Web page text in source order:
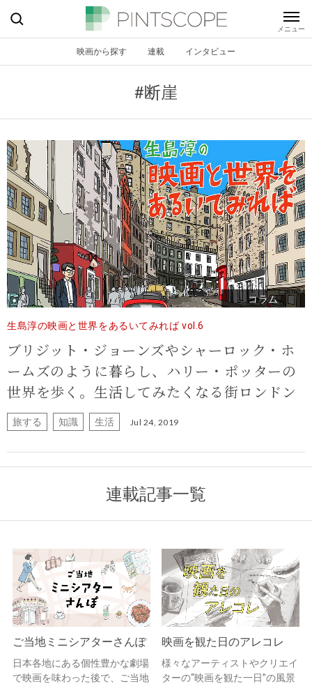
映画から探す 連載 インタビュー
#断崖
コラム
生島淳の映画と世界をあるいてみれば vol.6
ブリジット・ジョーンズやシャーロック・ホ
ームズのように暮らし、ハリー・ポッターの
世界を歩く。生活してみたくなる街ロンドン
旅する 知識 生活 Jul 24, 2019
連載記事一覧
ご当地ミニシアターさんぽ
日本各地にある個性豊かな劇場
で映画を味わった後で、ご当地
映画を観た日のアレコレ
様々なアーティストやクリエイ
ターの“映画を観た一日”の風景